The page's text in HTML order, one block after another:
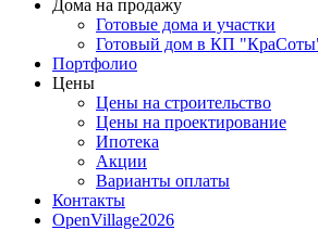
Дома на продажу
Готовые дома и участки
Готовый дом в КП
Портфолио
Цены
Цены на строительство
Цены на проектирование
Ипотека
Акции
Варианты оплаты
Контакты
OpenVillage2026